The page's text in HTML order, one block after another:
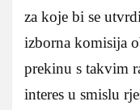
za koje bi se
izborna komisija
prekinu s takvim
interes u smislu